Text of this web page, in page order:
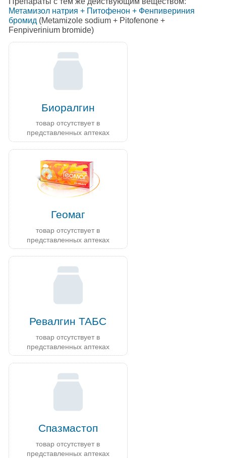
Метамизол натрия + Питофенон + Фенпивериния
бромид(Metamizole sodium + Pitofenone +
Fenpiverinium bromide)
Биоралгин
товар отсутствует в
представленных аптеках
Геомаг
товар отсутствует в
представленных аптеках
Ревалгин ТАБС
товар отсутствует в
представленных аптеках
Спазмастоп
товар отсутствует в
представленных аптеках